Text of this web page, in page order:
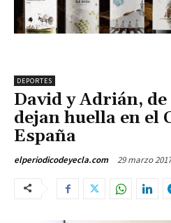
DEPORTES
David y Adrián,
dejan huella en el
España
elperiodicodeyecla.com 29 marzo 2017